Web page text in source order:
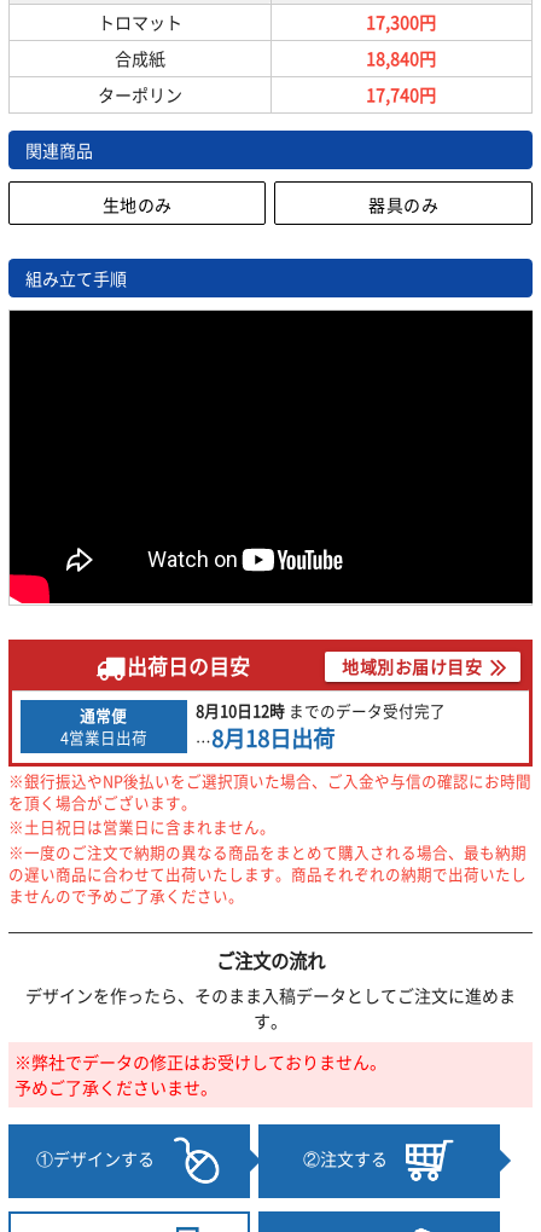
トロマット
17,300円
合成紙
18,840円
ターポリン
17,740円
関連商品
生地のみ 器具のみ
組み立て手順
出荷日の目安 地域別お届け目安
通常便
4営業日出荷
8月10日12時までのデータ受付完了
…8月18日出荷
※銀行振込やNP後払いをご選択頂いた場合、ご入金や与信の確認にお時間
を頂く場合がございます。
※土日祝日は営業日に含まれません。
※一度のご注文で納期の異なる商品をまとめて購入される場合、最も納期
の遅い商品に合わせて出荷いたします。商品それぞれの納期で出荷いたし
ませんので予めご了承ください。
ご注文の流れ
デザインを作ったら、そのまま入稿データとしてご注文に進めま
す。
※弊社でデータの修正はお受けしておりません。
予めご了承くださいませ。
①デザインする ②注文する